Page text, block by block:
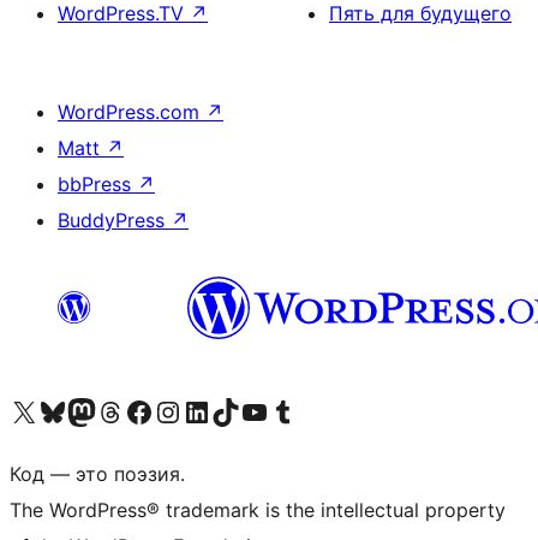
WordPress.TV ↗
Пять для будущего
WordPress.com ↗
Matt ↗
bbPress ↗
BuddyPress ↗
Посетите нас в X (ранее Twitter)
Посетите нашу учётную запись в Bluesky
Посетите нашу ленту в Mastodon
Посетите нашу учётную запись в Threads
Посетите нашу страницу на Facebook
Посетите наш Instagram
Посетите нашу страницу в LinkedIn
Посетите нашу учётную запись в TikTok
Посетите наш канал YouTube
Посетите нашу учётную запись в Tumblr
Код — это поэзия.
The WordPress® trademark is the intellectual property